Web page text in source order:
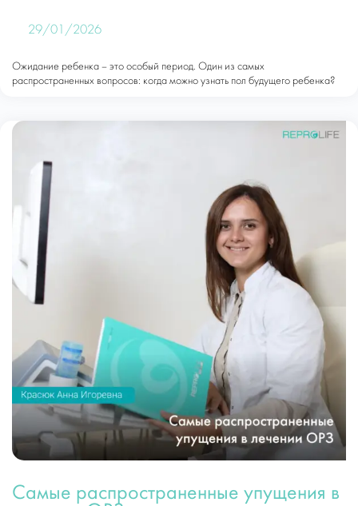
29/01/2026
Ожидание ребенка – это особый период. Один из самых
распространенных вопросов: когда можно узнать пол будущего ребенка?
Самые распространенные упущения в